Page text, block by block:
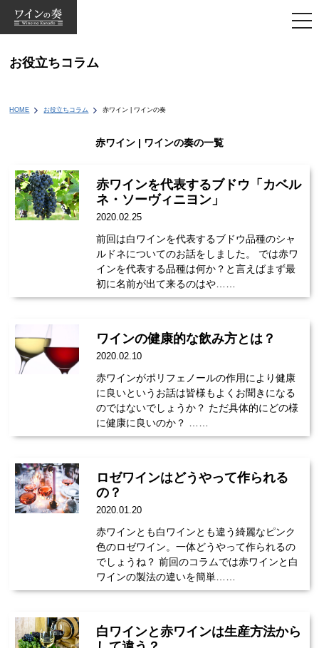
お役立ちコラム
HOME お役立ちコラム 赤ワイン | ワインの奏
赤ワイン | ワインの奏の一覧
赤ワインを代表するブドウ「カベル
ネ・ソーヴィニヨン」
2020.02.25
前回は白ワインを代表するブドウ品種のシャ
ルドネについてのお話をしました。 では赤ワ
インを代表する品種は何か？と言えばまず最
初に名前が出て来るのはや……
ワインの健康的な飲み方とは？
2020.02.10
赤ワインがポリフェノールの作用により健康
に良いというお話は皆様もよくお聞きになる
のではないでしょうか？ ただ具体的にどの様
に健康に良いのか？ ……
ロゼワインはどうやって作られる
の？
2020.01.20
赤ワインとも白ワインとも違う綺麗なピンク
色のロゼワイン。一体どうやって作られるの
でしょうね？ 前回のコラムでは赤ワインと白
ワインの製法の違いを簡単……
白ワインと赤ワインは生産方法から